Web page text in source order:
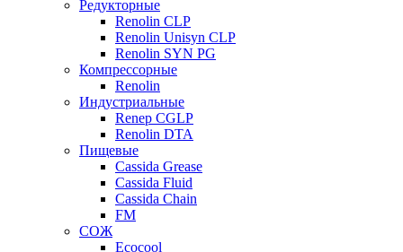
Редукторные
Renolin CLP
Renolin Unisyn CLP
Renolin SYN PG
Компрессорные
Renolin
Индустриальные
Renep CGLP
Renolin DTA
Пищевые
Cassida Grease
Cassida Fluid
Cassida Chain
FM
СОЖ
Ecocool